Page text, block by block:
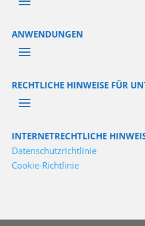
ANWENDUNGEN
RECHTLICHE HINWEISE FÜR
INTERNETRECHTLICHE
Datenschutzrichtlinie
Cookie-Richtlinie